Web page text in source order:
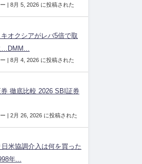
| 8月 5, 2026 に投稿された
キオクシアがレバ5倍で取
…DMM...
| 8月 4, 2026 に投稿された
徹底比較 2026 SBI証券
| 2月 26, 2026 に投稿された
米協調介入は何を買った
年...